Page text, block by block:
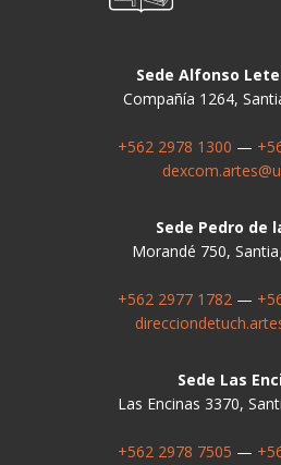
Sede Alfonso
Compañía 1264,
+562 2978 1300 —
Sede Pedro de
Morandé 750,
+562 2977 1782—
Sede Las
Las Encinas 3370,
+562 2978 7505 —